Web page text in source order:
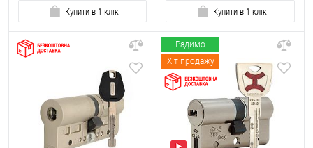
Купити в 1 клік Купити в 1 клік
Радимо
Хіт продажу